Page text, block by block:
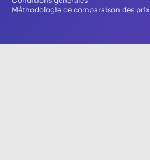
Méthodologie de comparaison des prix